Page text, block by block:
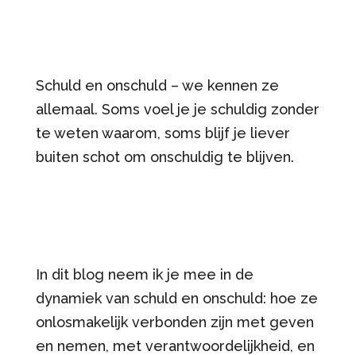
Schuld en onschuld – we kennen ze
allemaal. Soms voel je je schuldig zonder
te weten waarom, soms blijf je liever
buiten schot om onschuldig te blijven.
In dit blog neem ik je mee in de
dynamiek van schuld en onschuld: hoe ze
onlosmakelijk verbonden zijn met geven
en nemen, met verantwoordelijkheid, en